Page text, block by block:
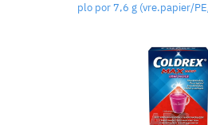
plo por 7,6 g (vre.papier/